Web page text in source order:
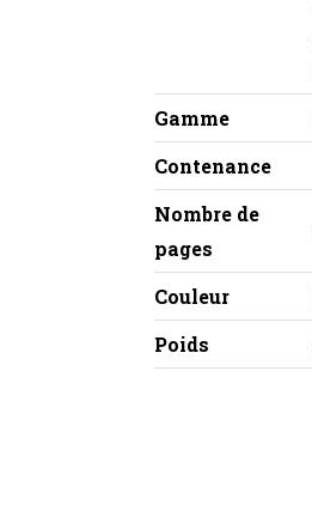
Gamme
Contenance
Nombre de
pages
Couleur
Poids